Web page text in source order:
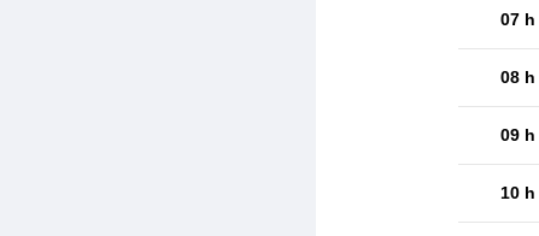
07 h
08 h
09 h
10 h